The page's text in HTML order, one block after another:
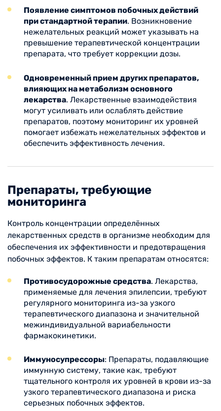
Появление симптомов побочных действий
при стандартной терапии. Возникновение
нежелательных реакций может указывать на
превышение терапевтической концентрации
препарата, что требует коррекции дозы.
Одновременный прием других препаратов,
влияющих на метаболизм основного
лекарства. Лекарственные взаимодействия
могут усиливать или ослаблять действие
препаратов, поэтому мониторинг их уровней
помогает избежать нежелательных эффектов и
обеспечить эффективность лечения.
Препараты, требующие
мониторинга
Контроль концентрации определённых
лекарственных средств в организме необходим для
обеспечения их эффективности и предотвращения
побочных эффектов. К таким препаратам относятся:
Противосудорожные средства. Лекарства,
применяемые для лечения эпилепсии, требуют
регулярного мониторинга из-за узкого
терапевтического диапазона и значительной
межиндивидуальной вариабельности
фармакокинетики.
Иммуносупрессоры: Препараты, подавляющие
иммунную систему, такие как, требуют
тщательного контроля их уровней в крови из-за
узкого терапевтического диапазона и риска
серьезных побочных эффектов.